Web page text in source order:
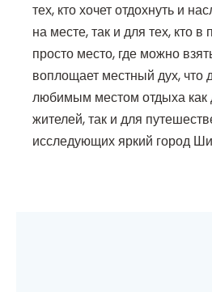
тех, кто хочет отдохнуть и
на месте, так и для тех, кто
просто место, где можно
воплощает местный дух, что
любимым местом отдыха как
жителей, так и для
исследующих яркий город